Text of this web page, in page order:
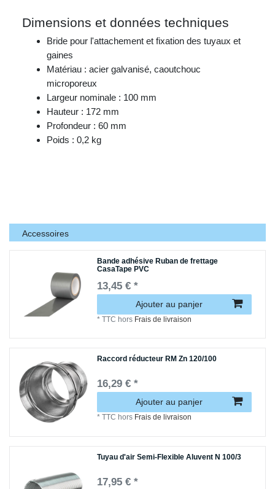
Dimensions et données techniques
Bride pour l'attachement et fixation des tuyaux et
gaines
Matériau : acier galvanisé, caoutchouc
microporeux
Largeur nominale : 100 mm
Hauteur : 172 mm
Profondeur : 60 mm
Poids : 0,2 kg
Accessoires
Bande adhésive Ruban de frettage
CasaTape PVC
13,45 € *
Ajouter au panjer
*TTC hors Frais de livraison
Raccord réducteur RM Zn 120/100
16,29 € *
Ajouter au panjer
*TTC hors Frais de livraison
Tuyau d'air Semi-Flexible Aluvent N 100/3
17,95 € *